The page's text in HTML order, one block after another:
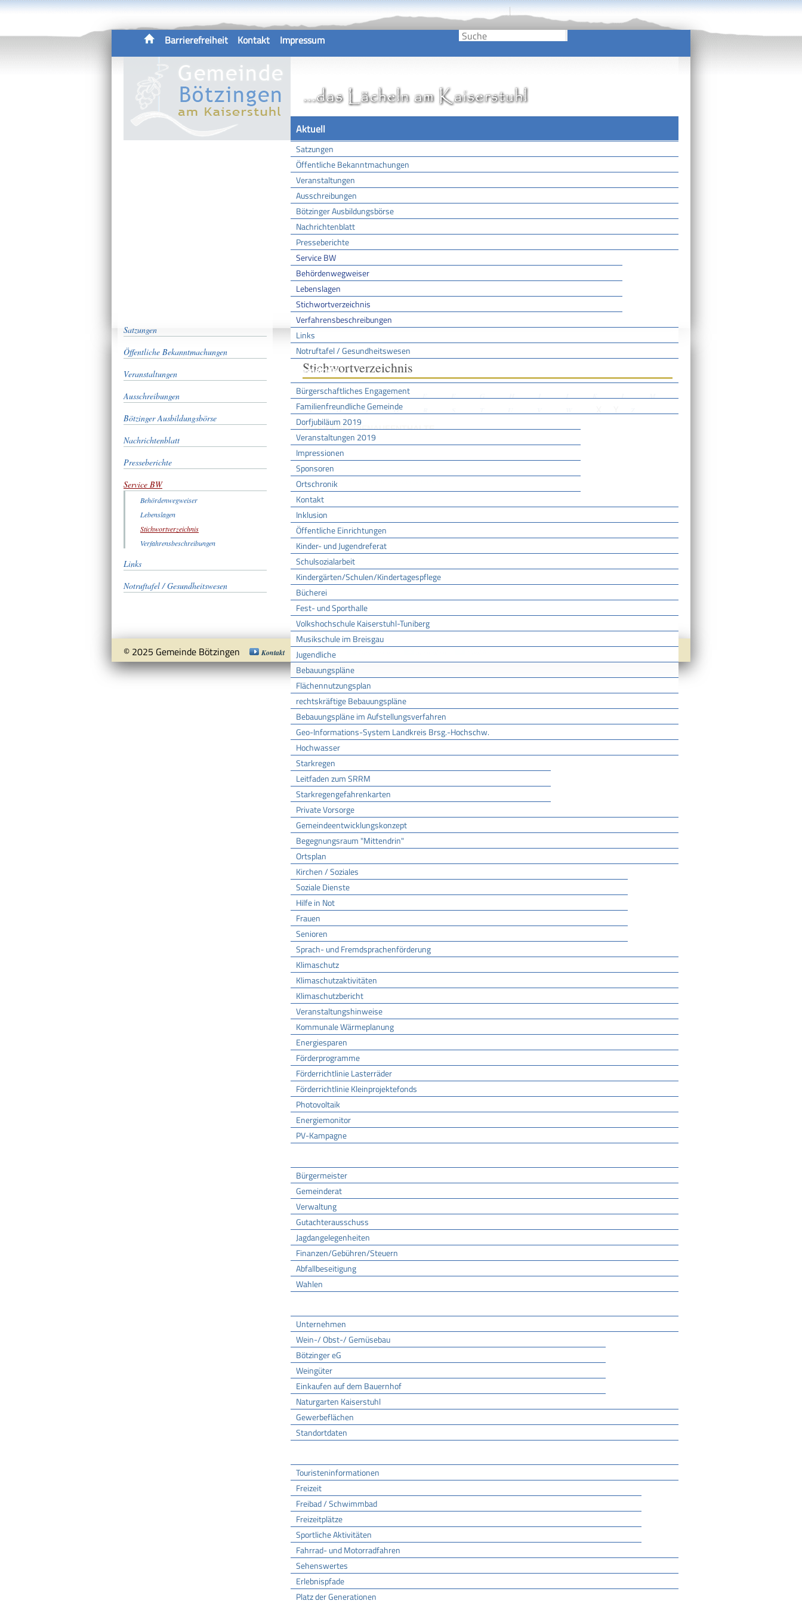
Barrierefreiheit Kontakt Impressum
Aktuell
Satzungen
Öffentliche Bekanntmachungen
Veranstaltungen
Ausschreibungen
Bötzinger Ausbildungsbörse
Nachrichtenblatt
Presseberichte
Service BW
Behördenwegweiser
Lebenslagen
Stichwortverzeichnis
Verfahrensbeschreibungen
Links
Notruftafel / Gesundheitswesen
Gemeinde
Bürgerschaftliches Engagement
Familienfreundliche Gemeinde
Dorfjubiläum 2019
Veranstaltungen 2019
Impressionen
Sponsoren
Ortschronik
Kontakt
Inklusion
Öffentliche Einrichtungen
Kinder- und Jugendreferat
Schulsozialarbeit
Kindergärten/Schulen/Kindertagespflege
Bücherei
Fest- und Sporthalle
Volkshochschule Kaiserstuhl-Tuniberg
Musikschule im Breisgau
Jugendliche
Bebauungspläne
Flächennutzungsplan
rechtskräftige Bebauungspläne
Bebauungspläne im Aufstellungsverfahren
Geo-Informations-System Landkreis Brsg.-Hochschw.
Hochwasser
Starkregen
Leitfaden zum SRRM
Starkregengefahrenkarten
Private Vorsorge
Gemeindeentwicklungskonzept
Begegnungsraum "Mittendrin"
Ortsplan
Kirchen / Soziales
Soziale Dienste
Hilfe in Not
Frauen
Senioren
Sprach- und Fremdsprachenförderung
Klimaschutz
Klimaschutzaktivitäten
Klimaschutzbericht
Veranstaltungshinweise
Kommunale Wärmeplanung
Energiesparen
Förderprogramme
Förderrichtlinie Lasterräder
Förderrichtlinie Kleinprojektefonds
Photovoltaik
Energiemonitor
PV-Kampagne
Bürgermeister
Gemeinderat
Verwaltung
Gutachterausschuss
Jagdangelegenheiten
Finanzen/Gebühren/Steuern
Abfallbeseitigung
Wahlen
Unternehmen
Wein-/ Obst-/ Gemüsebau
Bötzinger eG
Weingüter
Einkaufen auf dem Bauernhof
Naturgarten Kaiserstuhl
Gewerbeflächen
Standortdaten
Touristeninformationen
Freizeit
Freibad / Schwimmbad
Freizeitplätze
Sportliche Aktivitäten
Fahrrad- und Motorradfahren
Sehenswertes
Erlebnispfade
Platz der Generationen
Satzungen
Öffentliche Bekanntmachungen
Veranstaltungen
Ausschreibungen
Bötzinger Ausbildungsbörse
Nachrichtenblatt
Presseberichte
Service BW
Behördenwegweiser
Lebenslagen
Stichwortverzeichnis
Verfahrensbeschreibungen
Links
Notruftafel / Gesundheitswesen
Sie sind hier:Startseite /Aktuell /Service BW /Stichwortverzeichnis
Stichwortverzeichnis
A B C D E F G H I J K L
M
N
O P Q
SCHÜLERFERIENAUFENTHALTE
Lebenslagen
Finanzielle Hilfen und sonstige Angebote
Finanzielle Hilfen für Familien
© 2025 Gemeinde Bötzingen Kontakt Impressum